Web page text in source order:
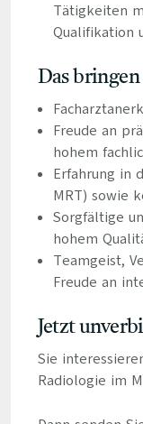
Tätigkeiten
Qualifikation
Das
Freude an
hohem
Erfahrung in
MRT) sowie
Sorgfältige
hohem
Teamgeist,
Freude an
Jetzt
Sie
Radiologie im